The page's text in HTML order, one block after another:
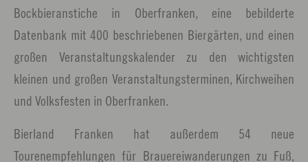
Bockbieranstiche in Oberfranken, eine bebilderte
Datenbank mit 400 beschriebenen Biergärten, und einen
großen Veranstaltungskalender zu den wichtigsten
kleinen und großen Veranstaltungsterminen, Kirchweihen
und Volksfesten in Oberfranken.
Bierland Franken hat außerdem 54 neue
Tourenempfehlungen für Brauereiwanderungen zu Fuß,